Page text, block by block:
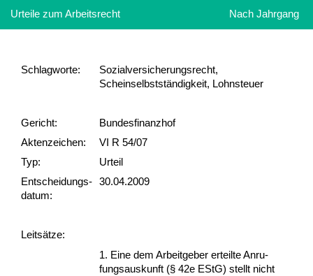
Urteile zum Arbeitsrecht Nach Jahrgang
Schlag­worte:
Sozialversicherungsrecht,
Scheinselbstständigkeit, Lohnsteuer
Gericht:
Bundesfinanzhof
Akten­zeichen:
VI R 54/07
Typ:
Urteil
Ent­scheid­ungs­
datum:
30.04.2009
Leit­sätze:
1. Ei­ne dem Ar­beit­ge­ber er­teil­te An­ru­
fungs­aus­kunft (§ 42e EStG) stellt nicht